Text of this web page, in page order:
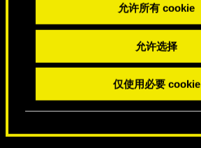
允许所有 cookie
允许选择
仅使用必要 cookie
1/7